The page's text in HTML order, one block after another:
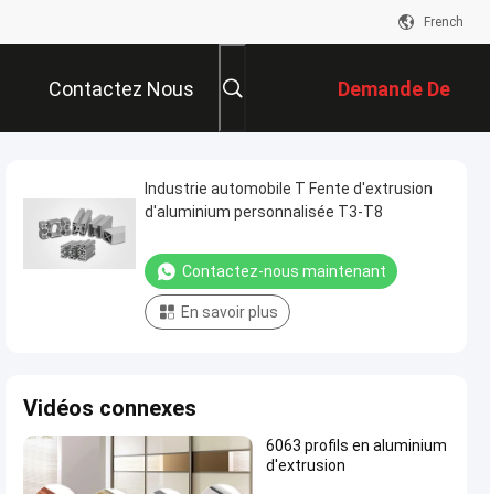
French
Contactez Nous Demande De
Soumission
Industrie automobile T Fente d'extrusion
d'aluminium personnalisée T3-T8
Contactez-nous maintenant
En savoir plus
Vidéos connexes
6063 profils en aluminium
d'extrusion